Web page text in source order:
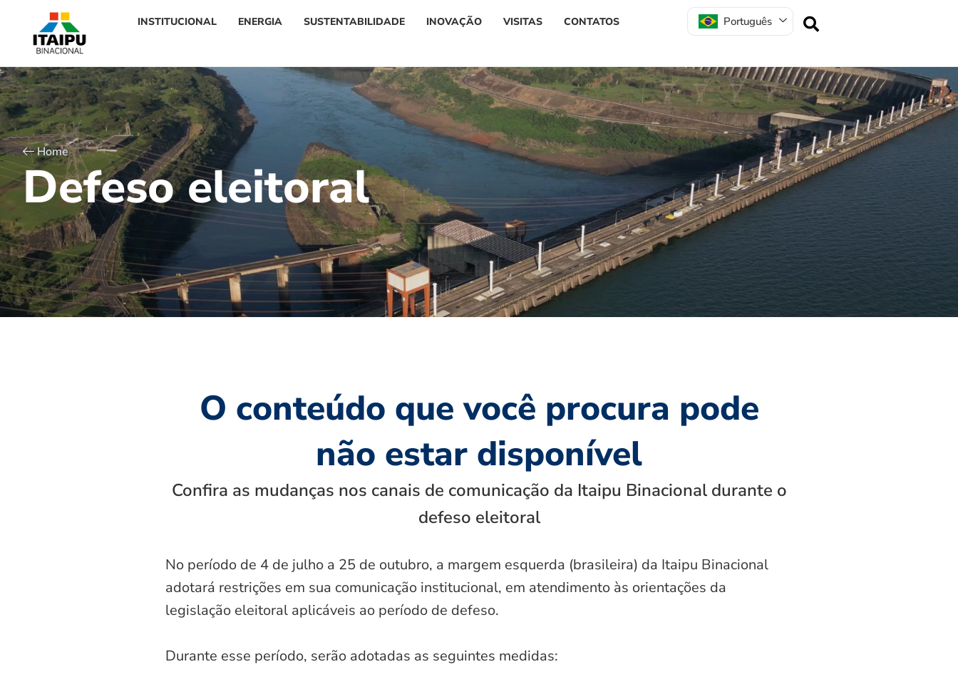
INSTITUCIONAL ENERGIA SUSTENTABILIDADE INOVAÇÃO VISITAS CONTATOS Português
Home
Defeso eleitoral
O conteúdo que você procura pode
não estar disponível
Confira as mudanças nos canais de comunicação da Itaipu Binacional durante o
defeso eleitoral
No período de 4 de julho a 25 de outubro, a margem esquerda (brasileira) da Itaipu Binacional
adotará restrições em sua comunicação institucional, em atendimento às orientações da
legislação eleitoral aplicáveis ao período de defeso.
Durante esse período, serão adotadas as seguintes medidas: